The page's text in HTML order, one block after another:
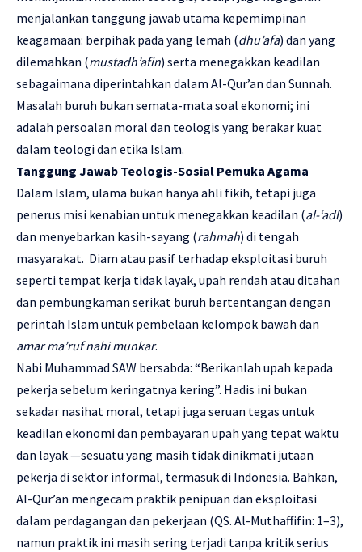
menjalankan tanggung jawab utama kepemimpinan
keagamaan: berpihak pada yang lemah (dhu’afa) dan yang
dilemahkan (mustadh’afin) serta menegakkan keadilan
sebagaimana diperintahkan dalam Al-Qur’an dan Sunnah.
Masalah buruh bukan semata-mata soal ekonomi; ini
adalah persoalan moral dan teologis yang berakar kuat
dalam teologi dan etika Islam.
Tanggung Jawab Teologis-Sosial Pemuka Agama
Dalam Islam, ulama bukan hanya ahli fikih, tetapi juga
penerus misi kenabian untuk menegakkan keadilan (al-‘adl)
dan menyebarkan kasih-sayang (rahmah) di tengah
masyarakat. Diam atau pasif terhadap eksploitasi buruh
seperti tempat kerja tidak layak, upah rendah atau ditahan
dan pembungkaman serikat buruh bertentangan dengan
perintah Islam untuk pembelaan kelompok bawah dan
amar ma’ruf nahi munkar.
Nabi Muhammad SAW bersabda: “Berikanlah upah kepada
pekerja sebelum keringatnya kering”. Hadis ini bukan
sekadar nasihat moral, tetapi juga seruan tegas untuk
keadilan ekonomi dan pembayaran upah yang tepat waktu
dan layak —sesuatu yang masih tidak dinikmati jutaan
pekerja di sektor informal, termasuk di Indonesia. Bahkan,
Al-Qur’an mengecam praktik penipuan dan eksploitasi
dalam perdagangan dan pekerjaan (QS. Al-Muthaffifin: 1–3),
namun praktik ini masih sering terjadi tanpa kritik serius